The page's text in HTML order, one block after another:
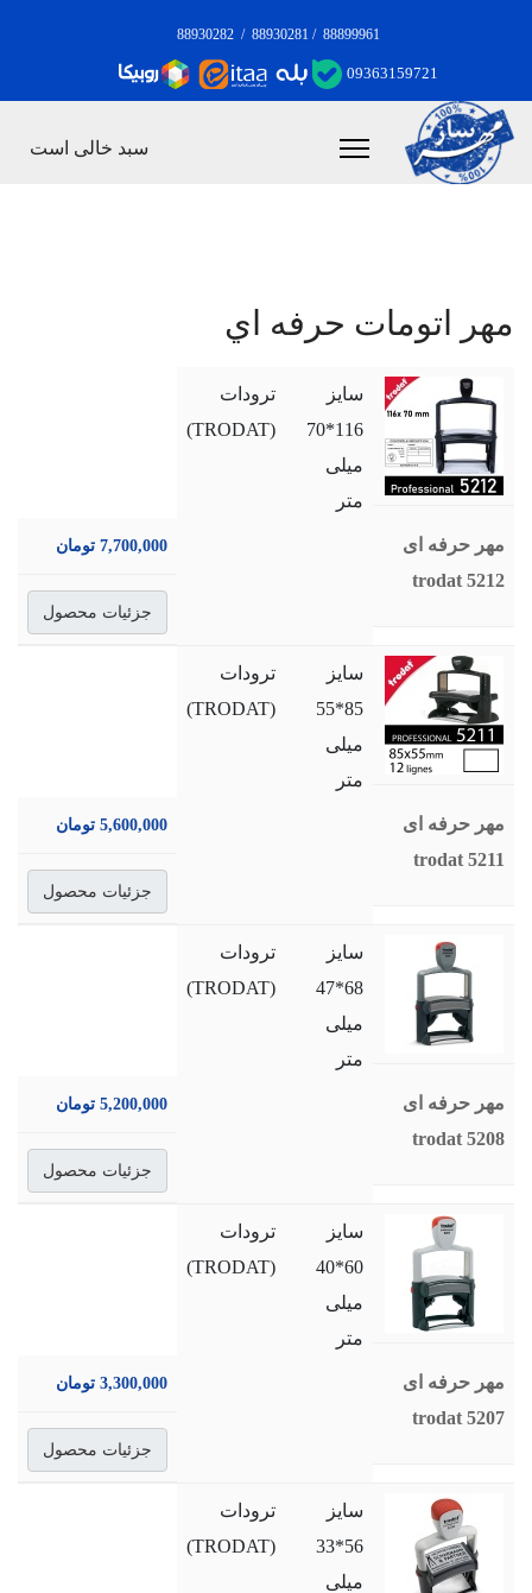
88899961
/
88930281
/
88930282
09363159721
سبد خالی است
مهر اتومات حرفه اي
مهر حرفه ای
trodat 5212
سایز
116*70
میلی
متر
ترودات
(TRODAT)
7,700,000 تومان
جزئیات محصول
مهر حرفه ای
trodat 5211
سایز
85*55
میلی
متر
ترودات
(TRODAT)
5,600,000 تومان
جزئیات محصول
مهر حرفه ای
trodat 5208
سایز
68*47
میلی
متر
ترودات
(TRODAT)
5,200,000 تومان
جزئیات محصول
مهر حرفه ای
trodat 5207
سایز
60*40
میلی
متر
ترودات
(TRODAT)
3,300,000 تومان
جزئیات محصول
سایز
56*33
میلی
ترودات
(TRODAT)